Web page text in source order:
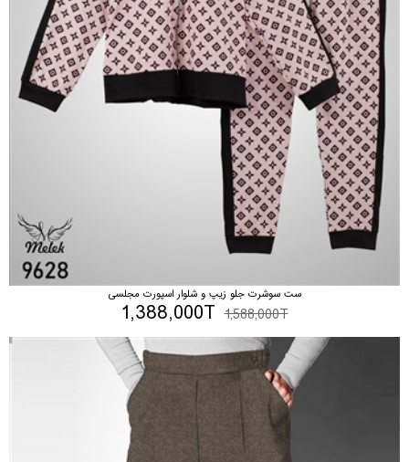
ست سوشرت جلو زیپ و شلوار اسپورت مجلسی
1,588,000T
1,388,000T